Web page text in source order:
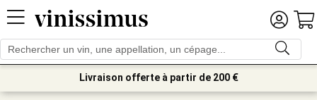
Livraison offerte à partir de 200 €